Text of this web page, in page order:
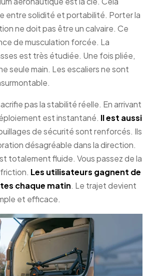
entre solidité et portabilité. Porter la
ne doit pas être un calvaire. Ce
de musculation forcée. La
est très étudiée. Une fois pliée,
seule main. Les escaliers ne sont
pas la stabilité réelle. En arrivant
est instantané. Il est aussi
de sécurité sont renforcés. Ils
désagréable dans la direction.
totalement fluide. Vous passez de la
Les utilisateurs gagnent de
chaque matin. Le trajet devient
et efficace.